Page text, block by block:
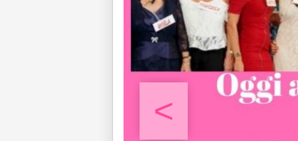
<